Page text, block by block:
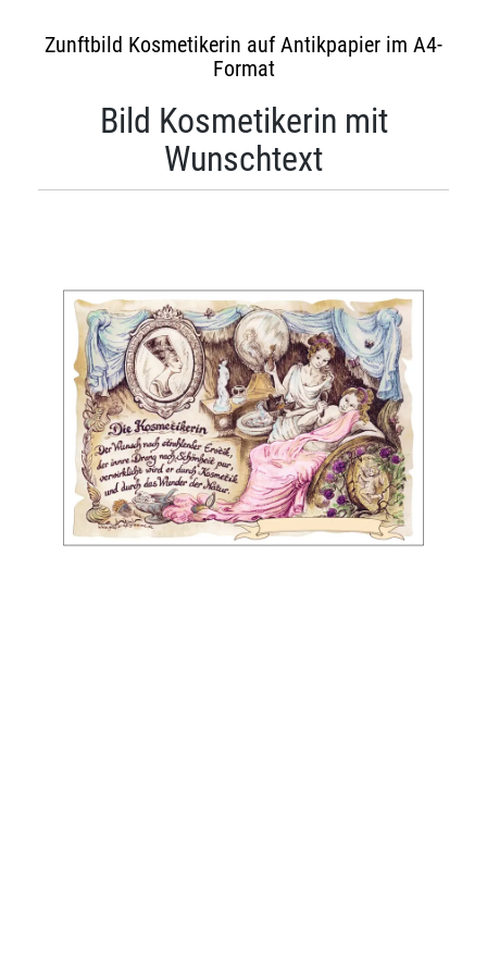
Zunftbild Kosmetikerin auf Antikpapier im A4-
Format
Bild Kosmetikerin mit
Wunschtext